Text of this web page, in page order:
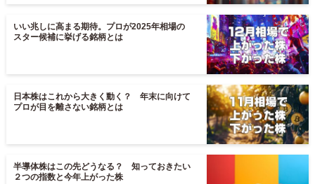
いい兆しに高まる期待。プロが2025年相場の
スター候補に挙げる銘柄とは
日本株はこれから大きく動く？ 年末に向けて
プロが目を離さない銘柄とは
半導体株はこの先どうなる？ 知っておきたい
２つの指数と今年上がった株